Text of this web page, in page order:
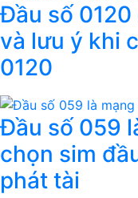
Đầu số
và lưu ý khi
0120
Đầu số 059
chọn sim
phát tài